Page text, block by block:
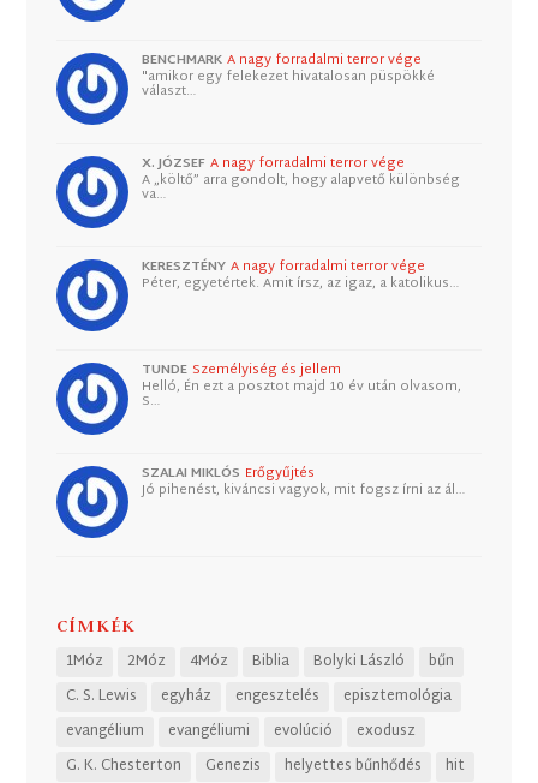
BENCHMARK A nagy forradalmi terror vége
"amikor egy felekezet hivatalosan püspökké
választ…
X. JÓZSEF A nagy forradalmi terror vége
A „költő” arra gondolt, hogy alapvető különbség
va…
KERESZTÉNY A nagy forradalmi terror vége
Péter, egyetértek. Amit írsz, az igaz, a katolikus…
TUNDE Személyiség és jellem
Helló, Én ezt a posztot majd 10 év után olvasom,
S…
SZALAI MIKLÓS Erőgyűjtés
Jó pihenést, kiváncsi vagyok, mit fogsz írni az ál…
CÍMKÉK
1Móz 2Móz 4Móz Biblia Bolyki László
bűn
C. S. Lewis
egyház engesztelés
episztemológia
evangélium
evangéliumi evolúció
exodusz
G. K. Chesterton
Genezis helyettes bűnhődés hit